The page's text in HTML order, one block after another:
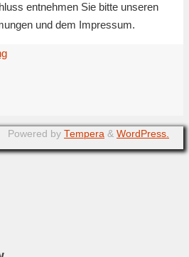
entnehmen Sie bitte unseren
und dem Impressum.
Powered by Tempera & WordPress.